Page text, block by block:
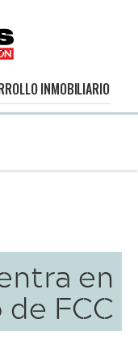
INMOBILIARIO
en
FCC